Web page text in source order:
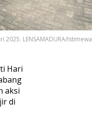
2025. LENSAMADURA/Istimewa
Hari
aksi
di